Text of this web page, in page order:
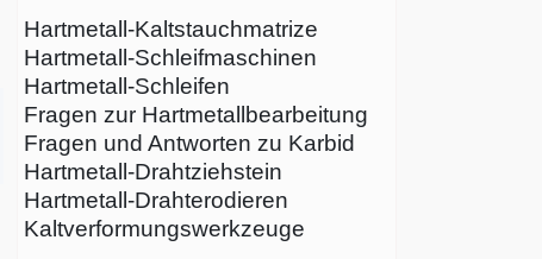
Hartmetall-Kaltstauchmatrize
Hartmetall-Schleifmaschinen
Hartmetall-Schleifen
Fragen zur Hartmetallbearbeitung
Fragen und Antworten zu Karbid
Hartmetall-Drahtziehstein
Hartmetall-Drahterodieren
Kaltverformungswerkzeuge